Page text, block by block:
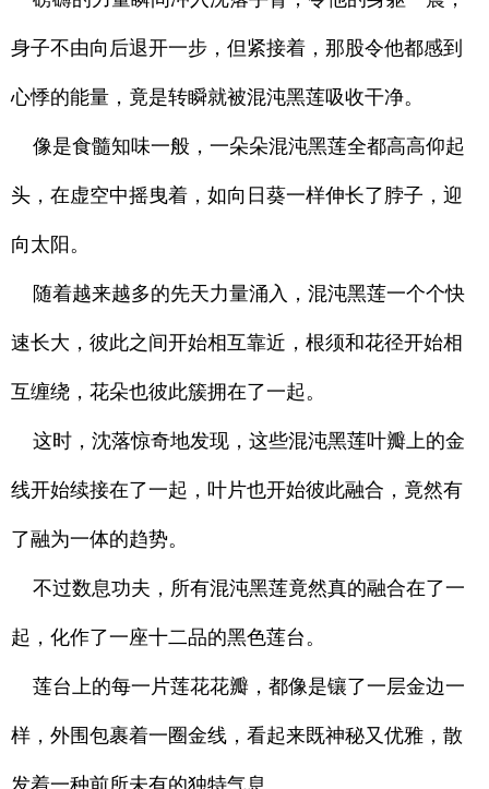
身子不由向后退开一步，但紧接着，那股令他都感到
心悸的能量，竟是转瞬就被混沌黑莲吸收干净。
像是食髓知味一般，一朵朵混沌黑莲全都高高仰起
头，在虚空中摇曳着，如向日葵一样伸长了脖子，迎
向太阳。
随着越来越多的先天力量涌入，混沌黑莲一个个快
速长大，彼此之间开始相互靠近，根须和花径开始相
互缠绕，花朵也彼此簇拥在了一起。
这时，沈落惊奇地发现，这些混沌黑莲叶瓣上的金
线开始续接在了一起，叶片也开始彼此融合，竟然有
了融为一体的趋势。
不过数息功夫，所有混沌黑莲竟然真的融合在了一
起，化作了一座十二品的黑色莲台。
莲台上的每一片莲花花瓣，都像是镶了一层金边一
样，外围包裹着一圈金线，看起来既神秘又优雅，散
发着一种前所未有的独特气息。